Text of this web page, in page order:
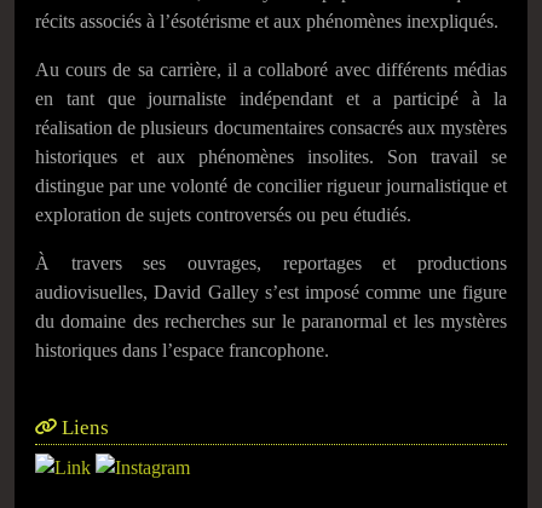
récits associés à l’ésotérisme et aux phénomènes inexpliqués.
Au cours de sa carrière, il a collaboré avec différents médias
en tant que journaliste indépendant et a participé à la
réalisation de plusieurs documentaires consacrés aux mystères
historiques et aux phénomènes insolites. Son travail se
distingue par une volonté de concilier rigueur journalistique et
exploration de sujets controversés ou peu étudiés.
À travers ses ouvrages, reportages et productions
audiovisuelles, David Galley s’est imposé comme une figure
du domaine des recherches sur le paranormal et les mystères
historiques dans l’espace francophone.
Liens